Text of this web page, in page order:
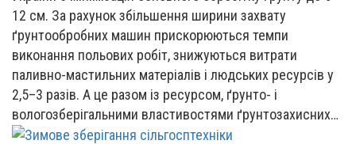
12 см. За рахунок збільшення ширини захвату
ґрунтообробних машин прискорюються темпи
виконання польових робіт, знижуються витрати
паливно-мастильних матеріалів і людських ресурсів у
2,5–3 разів. А це разом із ресурсом, ґрунто- і
вологозберігальними властивостями ґрунтозахисних…